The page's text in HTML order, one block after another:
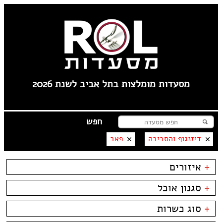
מסעדות מומלצות בתל אביב לשנת 2026
דיזנגוף והסביבה פאב
+ איזורים
שוק הפשפשים
צהלה
לילינבלום
תל אביב
+ סגנון אוכל
בשרים
דגים
ביסטרו
+ סוג כשרות